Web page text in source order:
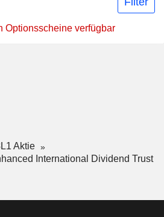
Optionsscheine verfügbar
Aktie
International Dividend Trust